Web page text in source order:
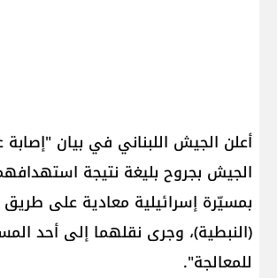
أعلن ​الجيش اللبناني​ في بيان
الجيش بجروح بليغة نتيجة
بمسيّرة إسرائيلية معادية على طريق
(النبطية)، وجرى نقلهما إلى أحد
للمعالجة".